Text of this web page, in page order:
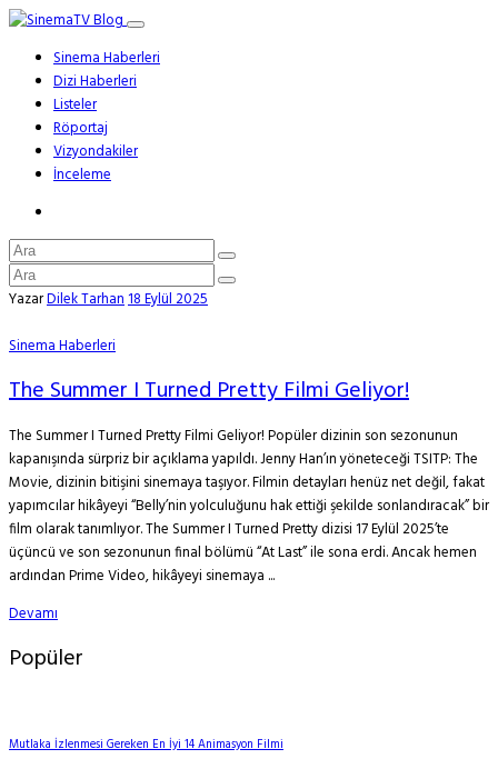
Sinema Haberleri
Dizi Haberleri
Listeler
Röportaj
Vizyondakiler
İnceleme
YazarDilek Tarhan18 Eylül 2025
Sinema Haberleri
The Summer I Turned Pretty Filmi Geliyor!
The Summer I Turned Pretty Filmi Geliyor! Popüler dizinin son sezonunun
kapanışında sürpriz bir açıklama yapıldı. Jenny Han’ın yöneteceği TSITP: The
Movie, dizinin bitişini sinemaya taşıyor. Filmin detayları henüz net değil, fakat
yapımcılar hikâyeyi “Belly’nin yolculuğunu hak ettiği şekilde sonlandıracak” bir
film olarak tanımlıyor. The Summer I Turned Pretty dizisi 17 Eylül 2025’te
üçüncü ve son sezonunun final bölümü “At Last” ile sona erdi. Ancak hemen
ardından Prime Video, hikâyeyi sinemaya ...
Devamı
Popüler
Mutlaka İzlenmesi Gereken En İyi 14 Animasyon Filmi